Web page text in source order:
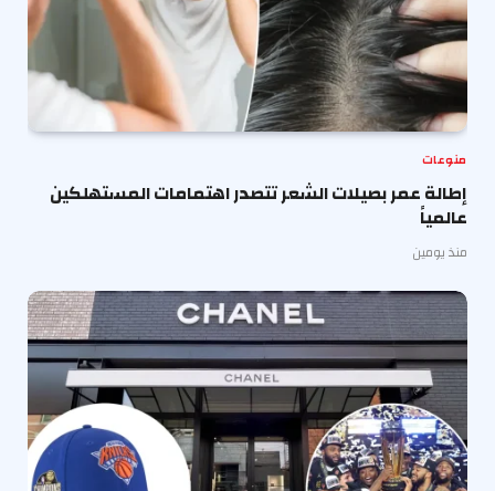
منوعات
إطالة عمر بصيلات الشعر تتصدر اهتمامات المستهلكين
عالمياً
منذ يومين